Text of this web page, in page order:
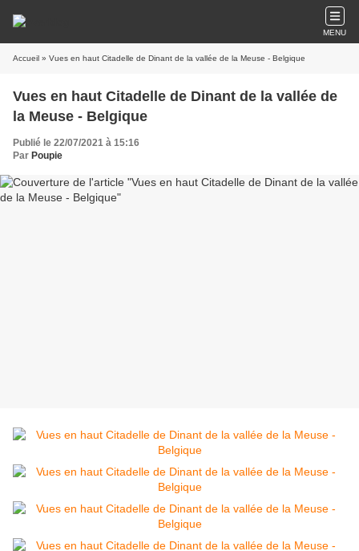
MENU
Accueil » Vues en haut Citadelle de Dinant de la vallée de la Meuse - Belgique
Vues en haut Citadelle de Dinant de la vallée de
la Meuse - Belgique
Publié le 22/07/2021 à 15:16
Par Poupie